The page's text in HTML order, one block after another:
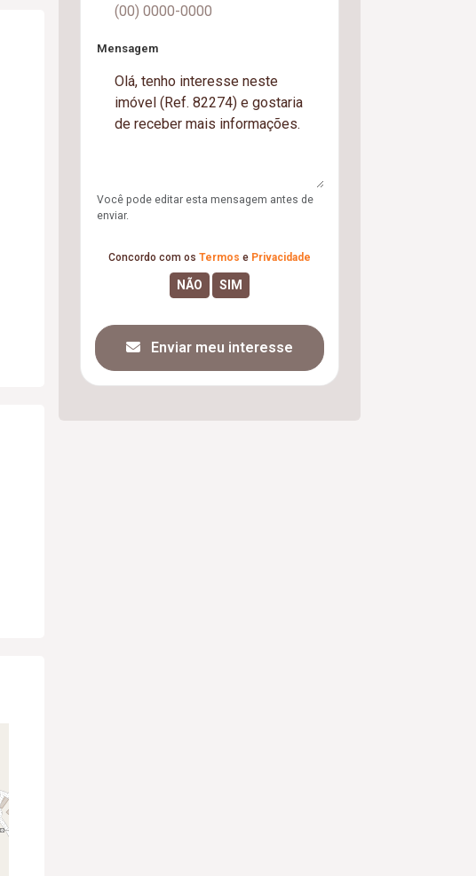
Mensagem
Você pode editar esta mensagem antes de
enviar.
Concordo com os Termos e Privacidade
Enviar meu interesse